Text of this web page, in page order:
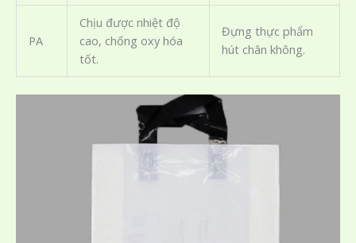
PA
Chịu được nhiệt độ
cao, chống oxy hóa
tốt.
Đựng thực phẩm
hút chân không.